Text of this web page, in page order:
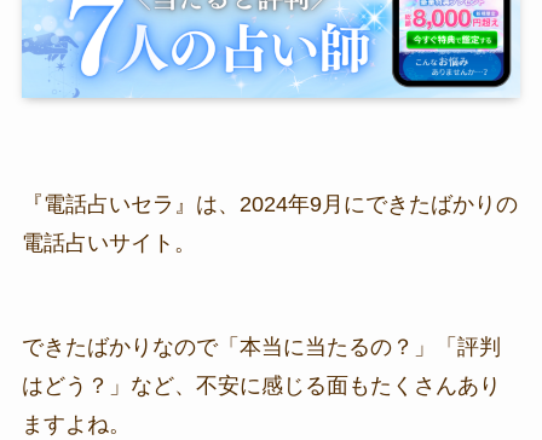
『電話占いセラ』は、2024年9月にできたばかりの
電話占いサイト。
できたばかりなので「本当に当たるの？」「評判
はどう？」など、不安に感じる面もたくさんあり
ますよね。